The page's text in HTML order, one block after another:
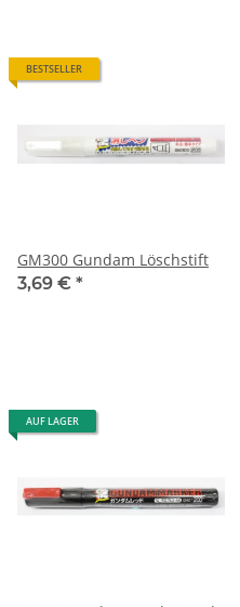
BESTSELLER
GM300 Gundam Löschstift
3,69 € *
AUF LAGER